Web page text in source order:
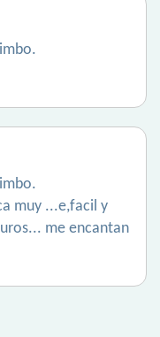
muy ...e,facil y
me encantan